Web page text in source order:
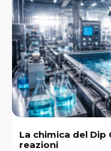
La chimica del
reazioni